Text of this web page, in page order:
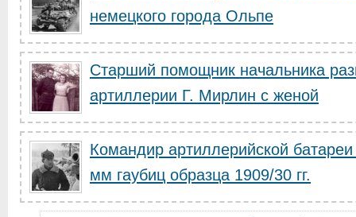
немецкого города Ольпе
Старший помощник начальника
артиллерии Г. Мирлин с женой
Командир артиллерийской
мм гаубиц образца 1909/30 гг.